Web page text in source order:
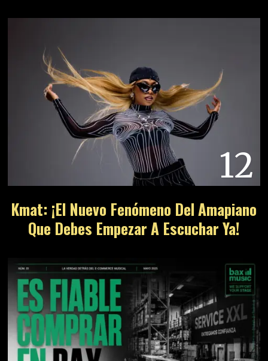
12
Kmat: ¡El Nuevo Fenómeno Del Amapiano
Que Debes Empezar A Escuchar Ya!